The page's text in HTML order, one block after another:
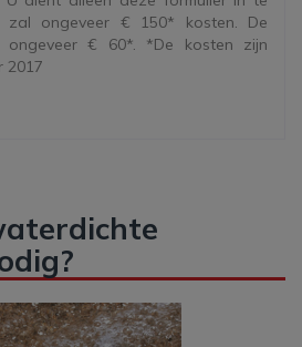
zal ongeveer € 150* kosten. De
ongeveer € 60*. *De kosten zijn
2017